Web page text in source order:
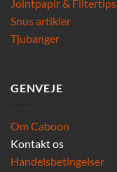
Jointpapir & Filtertips
Snus artikler
Tjubanger
GENVEJE
Om Caboon
Kontakt os
Handelsbetingelser